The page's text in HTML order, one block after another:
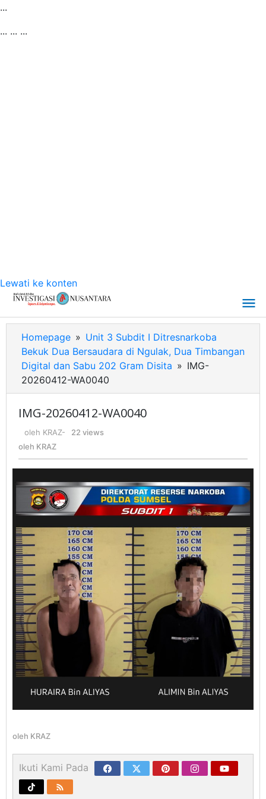
...
... ... ...
Lewati ke konten
Homepage » Unit 3 Subdit I Ditresnarkoba
Bekuk Dua Bersaudara di Ngulak, Dua Timbangan
Digital dan Sabu 202 Gram Disita » IMG-
20260412-WA0040
IMG-20260412-WA0040
oleh KRAZ-
22 views
oleh KRAZ
oleh KRAZ
Ikuti Kami Pada